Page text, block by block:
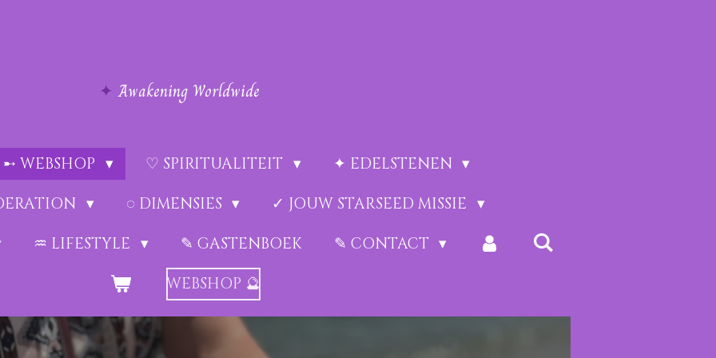
✦ Awakening Worldwide
➸ WEBSHOP ♡ SPIRITUALITEIT
✦ EDELSTENEN
◌ DIMENSIES
✓ JOUW STARSEED MISSIE
♒︎ LIFESTYLE ✎ GASTENBOEK
✎ CONTACT
WEBSHOP 🔮